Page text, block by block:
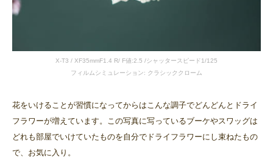
X-T3 / XF35mmF1.4 R/ F値:2.5 /シャッタースピード1/125
フィルムシミュレーション: クラシッククローム
花をいけることが習慣になってからはこんな調子でどんどんとドライ
フラワーが増えています。この写真に写っているブーケやスワッグは
どれも部屋でいけていたものを自分でドライフラワーにし束ねたもの
で、お気に入り。